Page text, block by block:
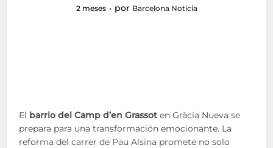
2 meses por Barcelona Noticia
El barrio del Camp d’en Grassot en Gràcia Nueva se
prepara para una transformación emocionante. La
reforma del carrer de Pau Alsina promete no solo